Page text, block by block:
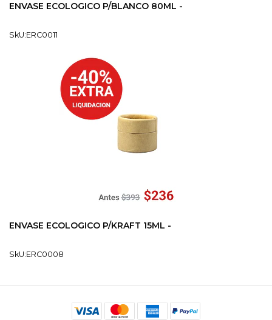
ENVASE ECOLOGICO P/BLANCO 80ML -
SkU:ERC0011
ENVASE ECOLOGICO P/KRAFT 15ML -
SkU:ERC0008